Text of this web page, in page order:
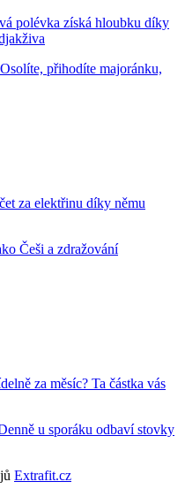
polévka získá hloubku díky
přihodíte majoránku,
za elektřinu díky němu
Češi a zdražování
za měsíc? Ta částka vás
u sporáku odbaví stovky
Extrafit.cz